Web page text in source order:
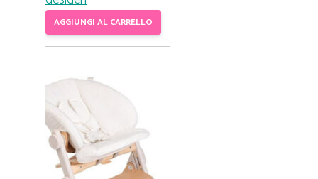
AGGIUNGI AL CARRELLO